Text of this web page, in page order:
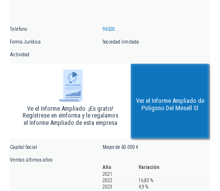
Teléfono 96520...
Forma Jurídica Sociedad limitada
Actividad
Ve el Informe Ampliado. ¡Es gratis!
Regístrese en eInforma y le regalamos
el Informe Ampliado de esta empresa
Ver el Informe Ampliado de
Poligono Del Mesell Sl
Capital Social Mayor de 60.000 €
Ventas últimos años
Año
Variación
2021
2022
16,83 %
2023
4,9 %